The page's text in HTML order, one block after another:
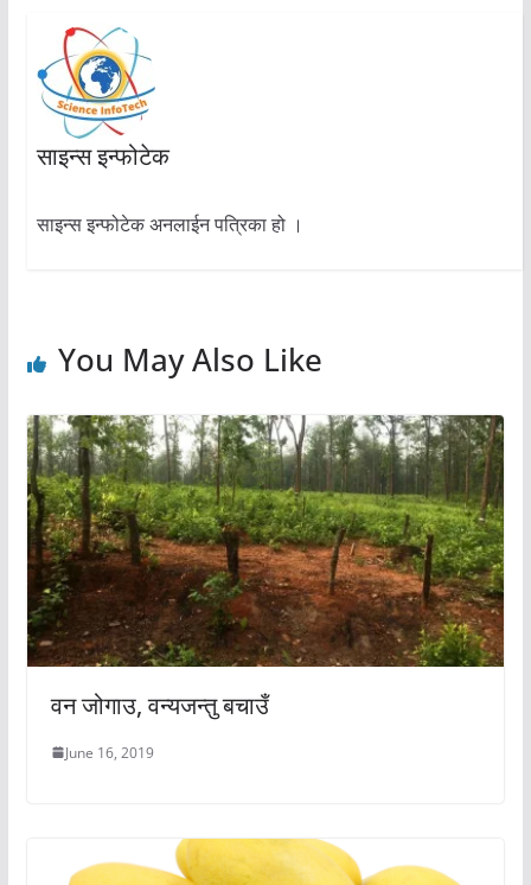
साइन्स इन्फोटेक
साइन्स इन्फोटेक अनलाईन पत्रिका हो ।
You May Also Like
वन जोगाउ, वन्यजन्तु बचाउँ
June 16, 2019